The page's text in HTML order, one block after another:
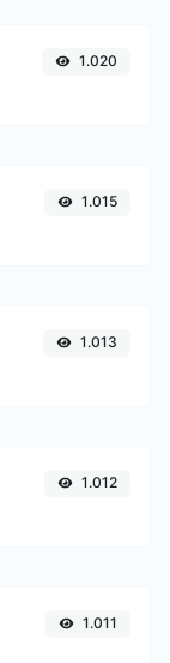
1.020
1.015
1.013
1.012
1.011